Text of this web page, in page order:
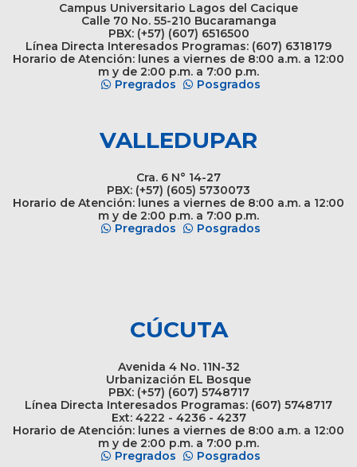
Campus Universitario Lagos del Cacique
Calle 70 No. 55-210 Bucaramanga
PBX: (+57) (607) 6516500
Línea Directa Interesados Programas: (607) 6318179
Horario de Atención: lunes a viernes de 8:00 a.m. a 12:00
m y de 2:00 p.m. a 7:00 p.m.
Pregrados
Posgrados
VALLEDUPAR
Cra. 6 N° 14-27
PBX: (+57) (605) 5730073
Horario de Atención: lunes a viernes de 8:00 a.m. a 12:00
m y de 2:00 p.m. a 7:00 p.m.
Pregrados
Posgrados
CÚCUTA
Avenida 4 No. 11N-32
Urbanización EL Bosque
PBX: (+57) (607) 5748717
Línea Directa Interesados Programas: (607) 5748717
Ext: 4222 - 4236 - 4237
Horario de Atención: lunes a viernes de 8:00 a.m. a 12:00
m y de 2:00 p.m. a 7:00 p.m.
Pregrados
Posgrados